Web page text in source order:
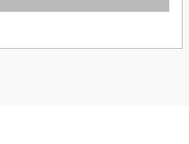
formunu kullanarak tarafımıza